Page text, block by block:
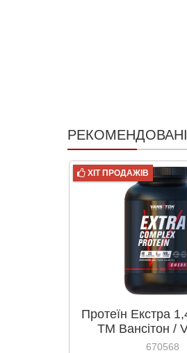
ХІТ ПРОДАЖІВ
Протеїн Екстра
ТМ Вансітон /
670568